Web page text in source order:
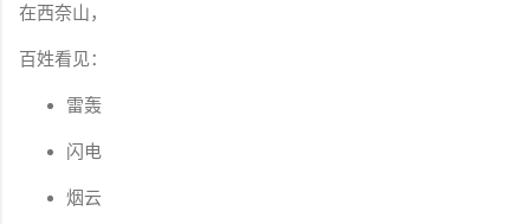
在西奈山，
百姓看见：
雷轰
闪电
烟云